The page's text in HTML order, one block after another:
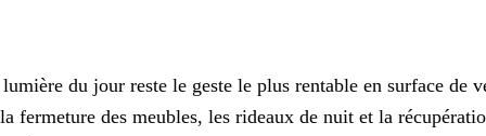
du jour reste le geste le plus rentable en surface de
des meubles, les rideaux de nuit et la